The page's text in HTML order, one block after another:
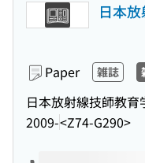
日本
Paper 雑誌
日本放射線技師教育
2009-<Z74-G290>
Volumes of this title